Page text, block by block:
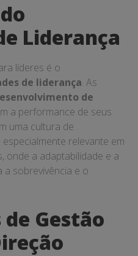
Liderança
líderes é o
de liderança. As
de
a performance de seus
uma cultura de
relevante em
onde a adaptabilidade e a
a sobrevivência e o
Gestão